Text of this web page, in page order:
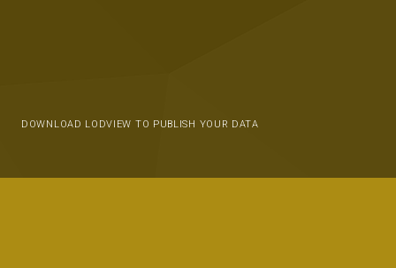
DOWNLOAD LODVIEW TO PUBLISH YOUR DATA